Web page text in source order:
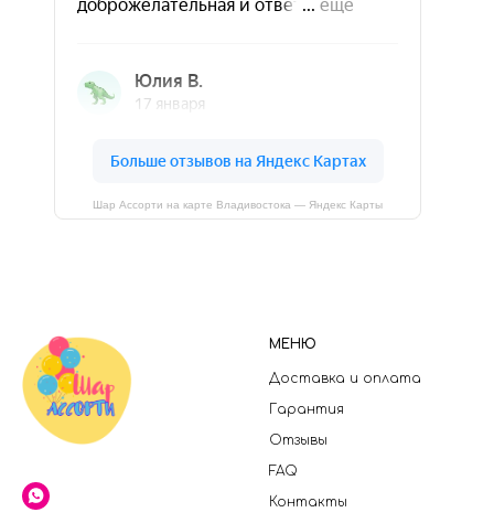
Шар Ассорти на карте Владивостока — Яндекс Карты
МЕНЮ
Доставка и оплата
Гарантия
Отзывы
FAQ
Контакты